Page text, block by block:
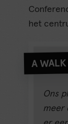
het
A
Ons
meer